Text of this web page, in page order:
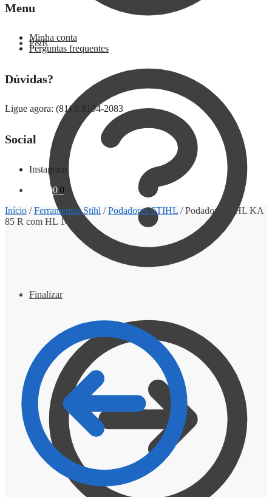
P&R
Finalizar
Menu
Minha conta
Perguntas frequentes
Dúvidas?
Ligue agora: (81) 9.8194-2083
Social
Instagram
0,00 0
Início /Ferramentas Stihl /Podadores STIHL /Podador STIHL KA
85 R com HL 145